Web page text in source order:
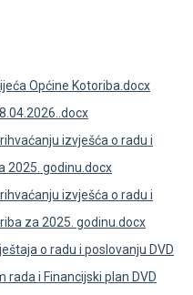
Općine Kotoriba.docx
izvješća o radu i
2025. godinu.docx
izvješća o radu i
za 2025. godinu.docx
o radu i poslovanju DVD
i Financijski plan DVD